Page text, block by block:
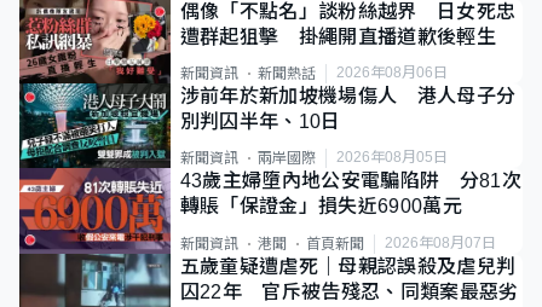
偶像「不點名」談粉絲越界 日女死忠
遭群起狙擊 掛繩開直播道歉後輕生
新聞資訊 新聞熱話 2026年08月06日
涉前年於新加坡機場傷人 港人母子分
別判囚半年、10日
新聞資訊 兩岸國際 2026年08月05日
43歲主婦墮內地公安電騙陷阱 分81次
轉賬「保證金」損失近6900萬元
新聞資訊 港聞 首頁新聞 2026年08月07日
五歲童疑遭虐死｜母親認誤殺及虐兒判
囚22年 官斥被告殘忍、同類案最惡劣